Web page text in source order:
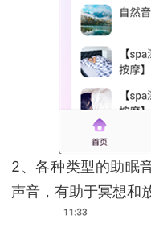
2、各种类型的助眠
声音，有助于冥想和